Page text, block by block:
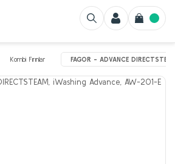
Kombi Fırınlar FAGOR - ADVANCE